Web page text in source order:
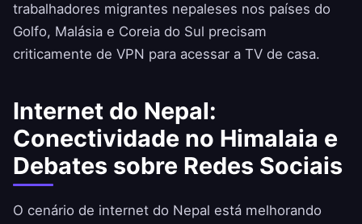
trabalhadores migrantes nepaleses nos países do
Golfo, Malásia e Coreia do Sul precisam
criticamente de VPN para acessar a TV de casa.
Internet do Nepal:
Conectividade no Himalaia e
Debates sobre Redes Sociais
O cenário de internet do Nepal está melhorando